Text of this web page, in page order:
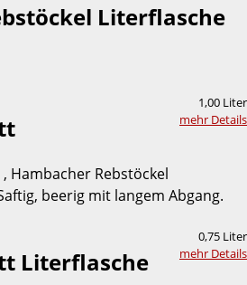
Literflasche
1,00 Liter
mehr Details
Hambacher Rebstöckel
beerig mit langem Abgang.
0,75 Liter
mehr Details
Literflasche